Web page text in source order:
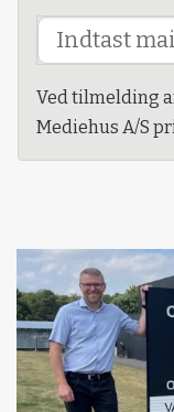
Ved tilmelding
Mediehus A/S